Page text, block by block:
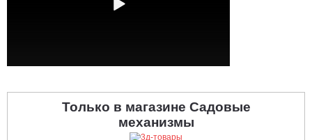
Только в магазине Садовые
механизмы